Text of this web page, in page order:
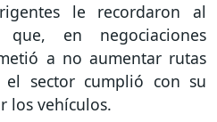
le recordaron al
en negociaciones
a no aumentar rutas
sector cumplió con su
los vehículos.